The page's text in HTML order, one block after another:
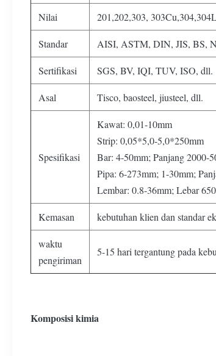
Nilai 201,202,303,
Standar AISI, ASTM, DIN, JIS, BS,
Sertifikasi SGS, BV, IQI, TUV, ISO, dll.
Asal Tisco, baosteel, jiusteel, dll.
Spesifikasi
Kawat: 0,01-10mm
Strip: 0,05*5,0-5,0*250mm
Bar: 4-50mm; Panjang 2000-
Pipa: 6-273mm; 1-30mm;
Lembar: 0.8-36mm; Lebar
Kemasan kebutuhan klien dan standar
waktu
pengiriman
5-15 hari tergantung pada
Komposisi kimia